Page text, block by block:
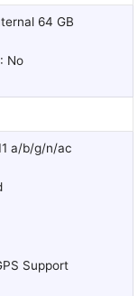
64 GB
No
a/b/g/n/ac
Support